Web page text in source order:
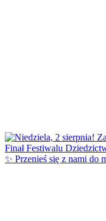
✨ Przenieś się z nami do